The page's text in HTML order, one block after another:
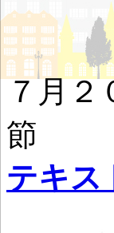
７月
テキス